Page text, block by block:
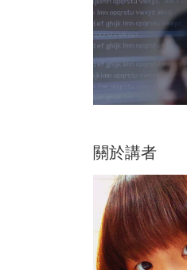
關於講者